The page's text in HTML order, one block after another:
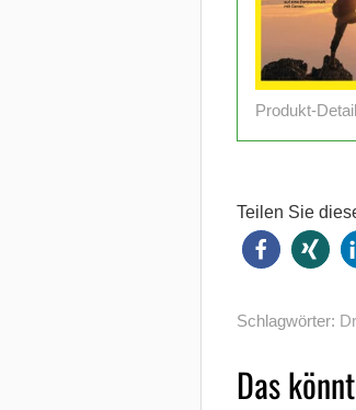
Produkt-
Teilen Sie
Schlagwörter:
Das